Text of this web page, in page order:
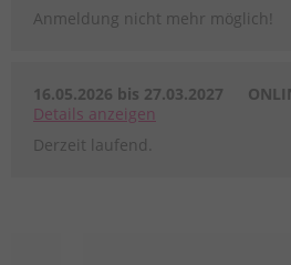
Anmeldung nicht mehr möglich!
16.05.2026 bis 27.03.2027
Details anzeigen
Derzeit laufend.